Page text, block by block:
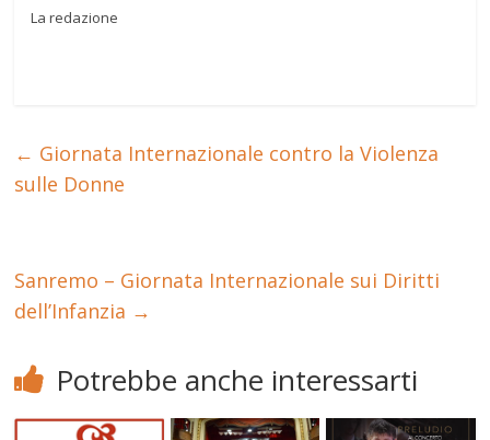
La redazione
← Giornata Internazionale contro la Violenza
sulle Donne
Sanremo – Giornata Internazionale sui Diritti
dell’Infanzia →
Potrebbe anche interessarti